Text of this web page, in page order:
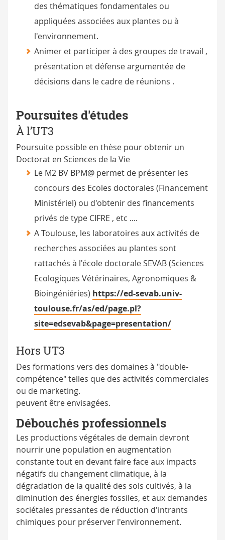
des thématiques fondamentales ou
appliquées associées aux plantes ou à
l'environnement.
Animer et participer à des groupes de travail ,
présentation et défense argumentée de
décisions dans le cadre de réunions .
Poursuites d'études
À l’UT3
Poursuite possible en thèse pour obtenir un
Doctorat en Sciences de la Vie
Le M2 BV BPM@ permet de présenter les
concours des Ecoles doctorales (Financement
Ministériel) ou d'obtenir des financements
privés de type CIFRE , etc ....
A Toulouse, les laboratoires aux activités de
recherches associées au plantes sont
rattachés à l'école doctorale SEVAB (Sciences
Ecologiques Vétérinaires, Agronomiques &
Bioingéniéries) https://ed-sevab.univ-
toulouse.fr/as/ed/page.pl?
site=edsevab&page=presentation/
Hors UT3
Des formations vers des domaines à "double-
compétence" telles que des activités commerciales
ou de marketing.
peuvent être envisagées.
Débouchés professionnels
Les productions végétales de demain devront
nourrir une population en augmentation
constante tout en devant faire face aux impacts
négatifs du changement climatique, à la
dégradation de la qualité des sols cultivés, à la
diminution des énergies fossiles, et aux demandes
sociétales pressantes de réduction d'intrants
chimiques pour préserver l'environnement.